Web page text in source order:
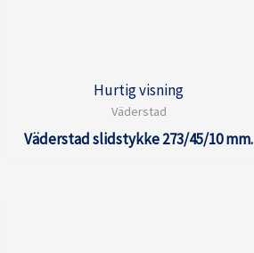
Hurtig visning
Väderstad
Väderstad slidstykke 273/45/10 mm.